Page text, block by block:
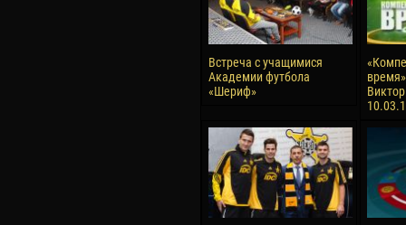
Встреча с учащимися
Академии футбола
«Шериф»